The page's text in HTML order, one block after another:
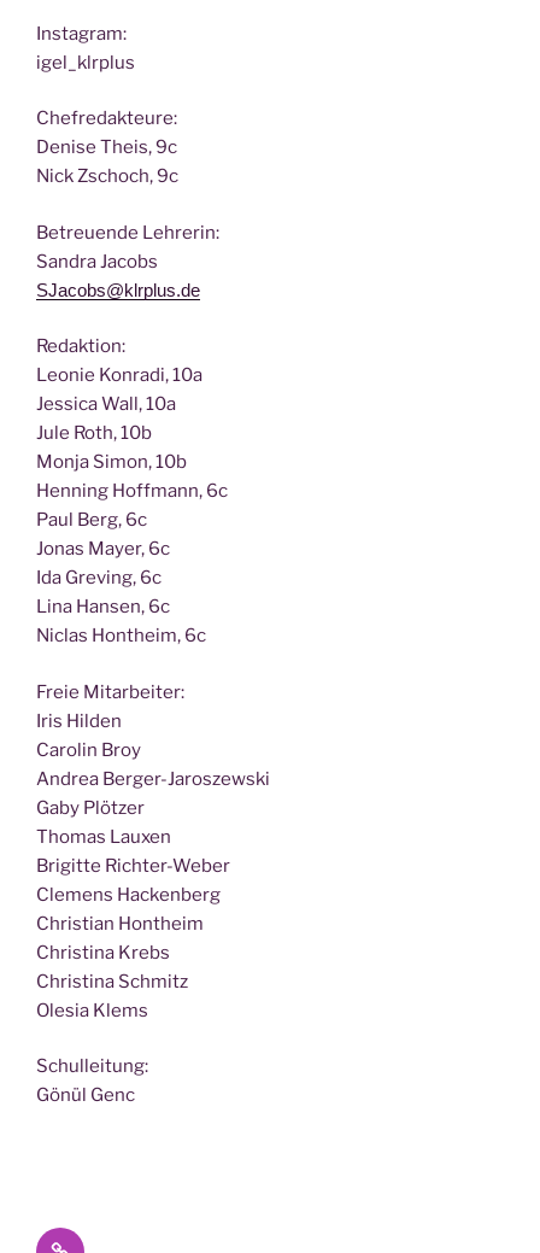
Insta­gram:
igel_klrplus
Chef­re­dak­teu­re:
Deni­se Theis, 9c
Nick Zscho­ch, 9c
Betreu­en­de Lehrerin:
San­dra Jacobs
SJacobs@klrplus.de
Redak­ti­on:
Leo­nie Kon­ra­di, 10a
Jes­si­ca Wall, 10a
Jule Roth, 10b
Mon­ja Simon, 10b
Hen­ning Hoff­mann, 6c
Paul Berg, 6c
Jonas May­er, 6c
Ida Gre­ving, 6c
Lina Han­sen, 6c
Nic­las Hont­heim, 6c
Freie Mit­ar­bei­ter:
Iris Hilden
Caro­lin Broy
Andrea Berger-Jaroszewski
Gaby Plötzer
Tho­mas Lauxen
Bri­git­te Richter-Weber
Cle­mens Hackenberg
Chris­ti­an Hontheim
Chris­ti­na Krebs
Chris­ti­na Schmitz
Ole­sia Klems
Schul­lei­tung:
Gönül Genc
Datenschutz